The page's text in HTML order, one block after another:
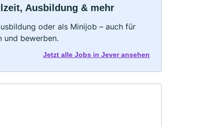
Ausbildung & mehr
oder als Minijob – auch für
und bewerben.
Jetzt alle Jobs in Jever ansehen